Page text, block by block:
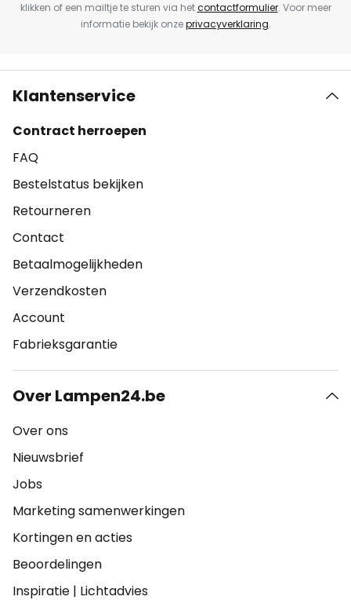
klikken of een mailtje te sturen via hetcontactformulier. Voor meer
informatie bekijk onzeprivacyverklaring.
Klantenservice
Contract herroepen
FAQ
Bestelstatus bekijken
Retourneren
Contact
Betaalmogelijkheden
Verzendkosten
Account
Fabrieksgarantie
Over Lampen24.be
Over ons
Nieuwsbrief
Jobs
Marketing samenwerkingen
Kortingen en acties
Beoordelingen
Inspiratie | Lichtadvies